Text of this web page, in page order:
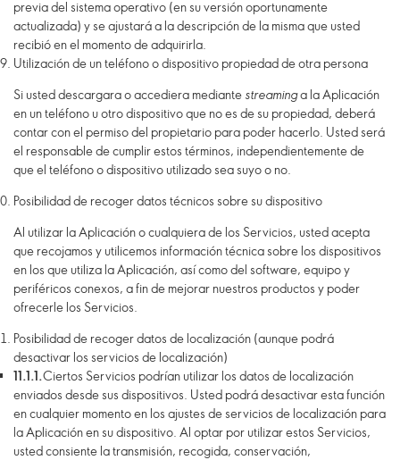
previa del sistema operativo (en su versión oportunamente
actualizada) y se ajustará a la descripción de la misma que usted
recibió en el momento de adquirirla.
Utilización de un teléfono o dispositivo propiedad de otra persona
Si usted descargara o accediera mediante streaminga la Aplicación
en un teléfono u otro dispositivo que no es de su propiedad, deberá
contar con el permiso del propietario para poder hacerlo. Usted será
el responsable de cumplir estos términos, independientemente de
que el teléfono o dispositivo utilizado sea suyo o no.
Posibilidad de recoger datos técnicos sobre su dispositivo
Al utilizar la Aplicación o cualquiera de los Servicios, usted acepta
que recojamos y utilicemos información técnica sobre los dispositivos
en los que utiliza la Aplicación, así como del software, equipo y
periféricos conexos, a fin de mejorar nuestros productos y poder
ofrecerle los Servicios.
Posibilidad de recoger datos de localización (aunque podrá
desactivar los servicios de localización)
11.1.1.Ciertos Servicios podrían utilizar los datos de localización
enviados desde sus dispositivos. Usted podrá desactivar esta función
en cualquier momento en los ajustes de servicios de localización para
la Aplicación en su dispositivo. Al optar por utilizar estos Servicios,
usted consiente la transmisión, recogida, conservación,